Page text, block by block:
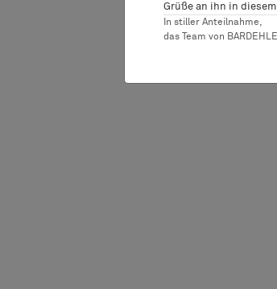
Grüße an ihn in diesem
In stiller Anteilnahme,
das Team von